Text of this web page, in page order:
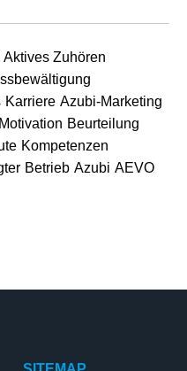
Aktives Zuhören
Karriere Azubi-Marketing
Motivation Beurteilung
Kompetenzen
Betrieb Azubi AEVO